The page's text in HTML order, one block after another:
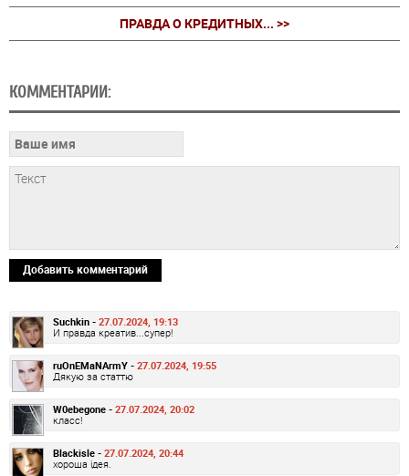
ПРАВДА О КРЕДИТНЫХ... >>
КОММЕНТАРИИ:
Добавить комментарий
Suchkin - 27.07.2024, 19:13
И правда креатив...супер!
ruOnEMaNArmY - 27.07.2024, 19:55
Дякую за статтю
W0ebegone - 27.07.2024, 20:02
класс!
Blackisle - 27.07.2024, 20:44
хороша ідея.